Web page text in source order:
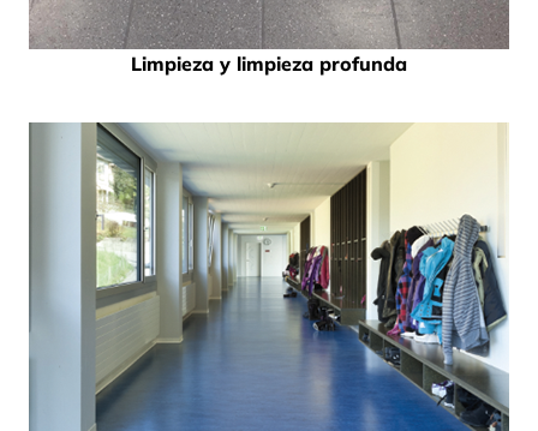
Limpieza y limpieza profunda